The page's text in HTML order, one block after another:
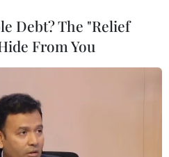
bay trực thăng
Afghanistan
Debt? The "Relief
From You